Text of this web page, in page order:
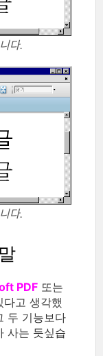
다.
다.
PDF 또는
고 생각했
두 기능보다
사는 듯싶습